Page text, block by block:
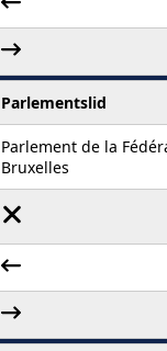
Parlementslid
Parlement de la
Bruxelles